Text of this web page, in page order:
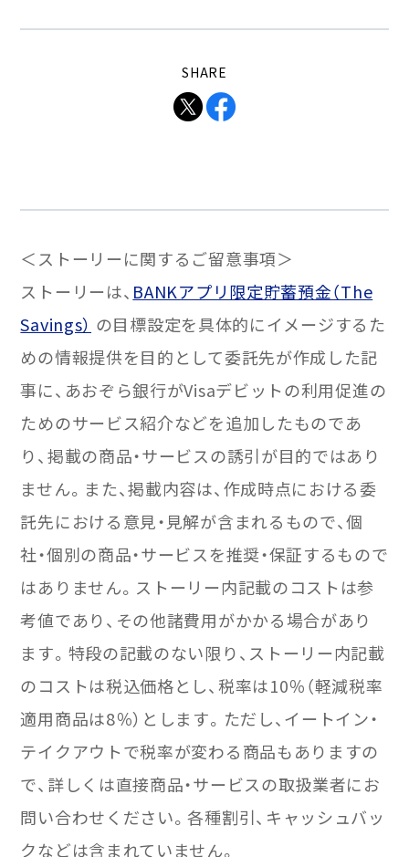
SHARE
＜ストーリーに関するご留意事項＞
ストーリーは、 BANKアプリ限定貯蓄預金（The
Savings） の目標設定を具体的にイメージするた
めの情報提供を目的として委託先が作成した記
事に、あおぞら銀行がVisaデビットの利用促進の
ためのサービス紹介などを追加したものであ
り、掲載の商品・サービスの誘引が目的ではあり
ません。また、掲載内容は、作成時点における委
託先における意見・見解が含まれるもので、個
社・個別の商品・サービスを推奨・保証するもので
はありません。ストーリー内記載のコストは参
考値であり、その他諸費用がかかる場合があり
ます。特段の記載のない限り、ストーリー内記載
のコストは税込価格とし、税率は10％（軽減税率
適用商品は8％）とします。ただし、イートイン・
テイクアウトで税率が変わる商品もありますの
で、詳しくは直接商品・サービスの取扱業者にお
問い合わせください。各種割引、キャッシュバッ
クなどは含まれていません。